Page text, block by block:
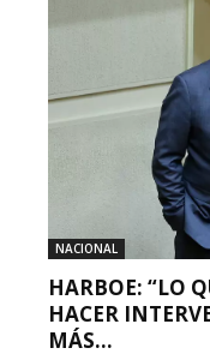
NACIONAL
HARBOE: “LO
HACER
MÁS...